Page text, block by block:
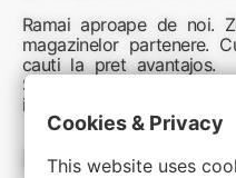
Ramai aproape de noi.
magazinelor partenere.
cauti la pret avantajos.
Sunteti aici pentru
inspirate
Link-uri utile:
Cookies & Privacy
This website uses